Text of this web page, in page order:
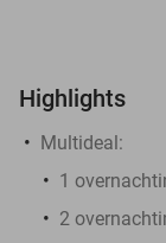
Highlights
Multideal:
1
2